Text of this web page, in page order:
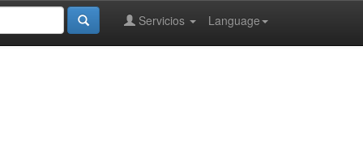
Language
Servicios